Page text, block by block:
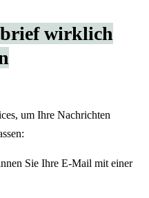
wirklich
um Ihre Nachrichten
Sie Ihre E-Mail mit einer